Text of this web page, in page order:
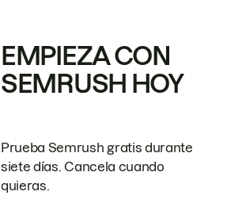
EMPIEZA CON
SEMRUSH HOY
Prueba Semrush gratis durante
siete días. Cancela cuando
quieras.